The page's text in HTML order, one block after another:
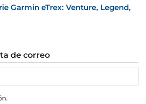
Garmin eTrex: Venture, Legend,
de correo